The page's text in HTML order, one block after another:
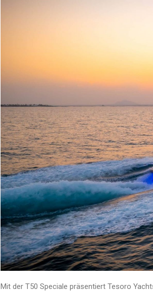
Mit der T50 Speciale präsentiert Tesoro